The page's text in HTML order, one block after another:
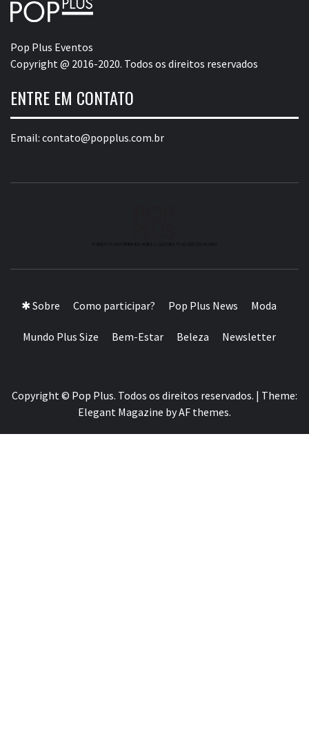
Pop Plus Eventos
Copyright @ 2016-2020. Todos os direitos reservados
ENTRE EM CONTATO
Email: contato@popplus.com.br
✱ Sobre Como participar? Pop Plus News Moda
Mundo Plus Size Bem-Estar Beleza Newsletter
Copyright © Pop Plus. Todos os direitos reservados. | Theme:
Elegant Magazine byAF themes.